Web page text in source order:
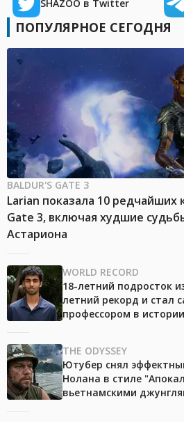
SHAZOO в Twitter
ПОПУЛЯРНОЕ СЕГОДНЯ
BALDUR'S GATE 3
Larian показала 10 редчайших
Gate 3, включая худшие
Астариона
WORLD RECORD
18-летний подросток
летний рекорд и стал
профессором в истории
THE ODYSSEY
Ютубер снял
Нолана в стиле
вьетнамскими